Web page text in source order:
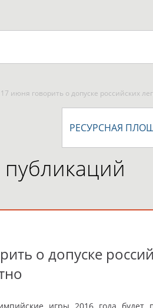
июня говорить о допуске российских
РЕСУРСНАЯ
о допуске